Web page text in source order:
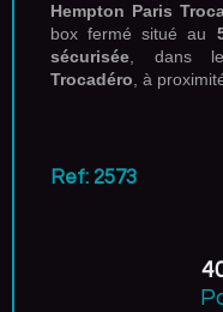
Hempton Paris
box fermé situé au
sécurisée , dans
Trocadéro , à
Ref: 2573